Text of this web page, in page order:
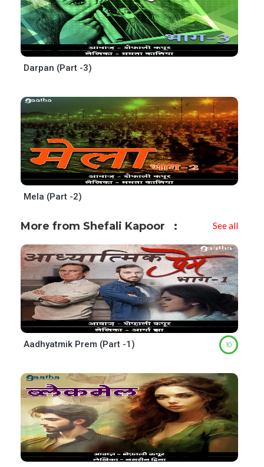
Darpan (Part -3)
Mela (Part -2)
More from Shefali Kapoor See all
Aadhyatmik Prem (Part -1) 10